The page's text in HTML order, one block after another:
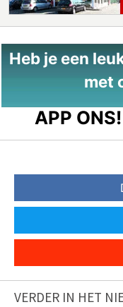
Heb je een
met
APP ONS!
VERDER IN HET